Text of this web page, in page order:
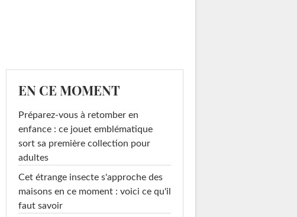
EN CE MOMENT
Préparez-vous à retomber en
enfance : ce jouet emblématique
sort sa première collection pour
adultes
Cet étrange insecte s'approche des
maisons en ce moment : voici ce qu'il
faut savoir